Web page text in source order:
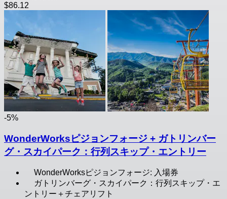
$86.12
-5%
WonderWorksピジョンフォージ + ガトリンバー
グ・スカイパーク：行列スキップ・エントリー
WonderWorksピジョンフォージ: 入場券
ガトリンバーグ・スカイパーク：行列スキップ・エ
ントリー＋チェアリフト